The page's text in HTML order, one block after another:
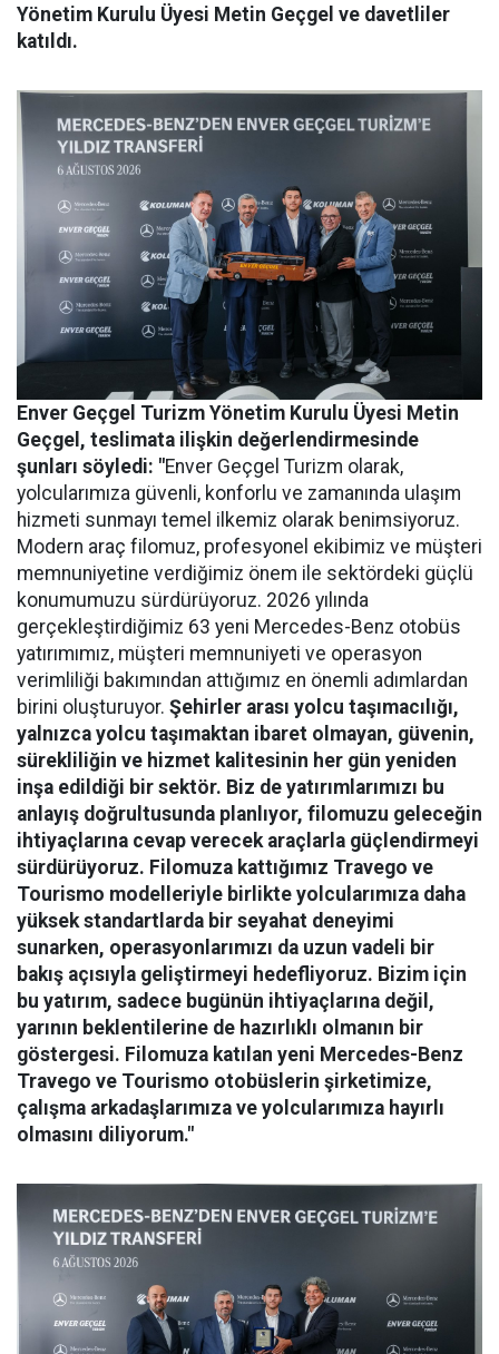
Yönetim Kurulu Üyesi Metin Geçgel ve davetliler
katıldı.
Enver Geçgel Turizm Yönetim Kurulu Üyesi Metin
Geçgel , teslimata ilişkin değerlendirmesinde
şunları söyledi: "Enver Geçgel Turizm olarak,
yolcularımıza güvenli, konforlu ve zamanında ulaşım
hizmeti sunmayı temel ilkemiz olarak benimsiyoruz.
Modern araç filomuz, profesyonel ekibimiz ve müşteri
memnuniyetine verdiğimiz önem ile sektördeki güçlü
konumumuzu sürdürüyoruz. 2026 yılında
gerçekleştirdiğimiz 63 yeni Mercedes-Benz otobüs
yatırımımız, müşteri memnuniyeti ve operasyon
verimliliği bakımından attığımız en önemli adımlardan
birini oluşturuyor. Şehirler arası yolcu taşımacılığı,
yalnızca yolcu taşımaktan ibaret olmayan, güvenin,
sürekliliğin ve hizmet kalitesinin her gün yeniden
inşa edildiği bir sektör. Biz de yatırımlarımızı bu
anlayış doğrultusunda planlıyor, filomuzu geleceğin
ihtiyaçlarına cevap verecek araçlarla güçlendirmeyi
sürdürüyoruz. Filomuza kattığımız Travego ve
Tourismo modelleriyle birlikte yolcularımıza daha
yüksek standartlarda bir seyahat deneyimi
sunarken, operasyonlarımızı da uzun vadeli bir
bakış açısıyla geliştirmeyi hedefliyoruz. Bizim için
bu yatırım, sadece bugünün ihtiyaçlarına değil,
yarının beklentilerine de hazırlıklı olmanın bir
göstergesi. Filomuza katılan yeni Mercedes-Benz
Travego ve Tourismo otobüslerin şirketimize,
çalışma arkadaşlarımıza ve yolcularımıza hayırlı
olmasını diliyorum."